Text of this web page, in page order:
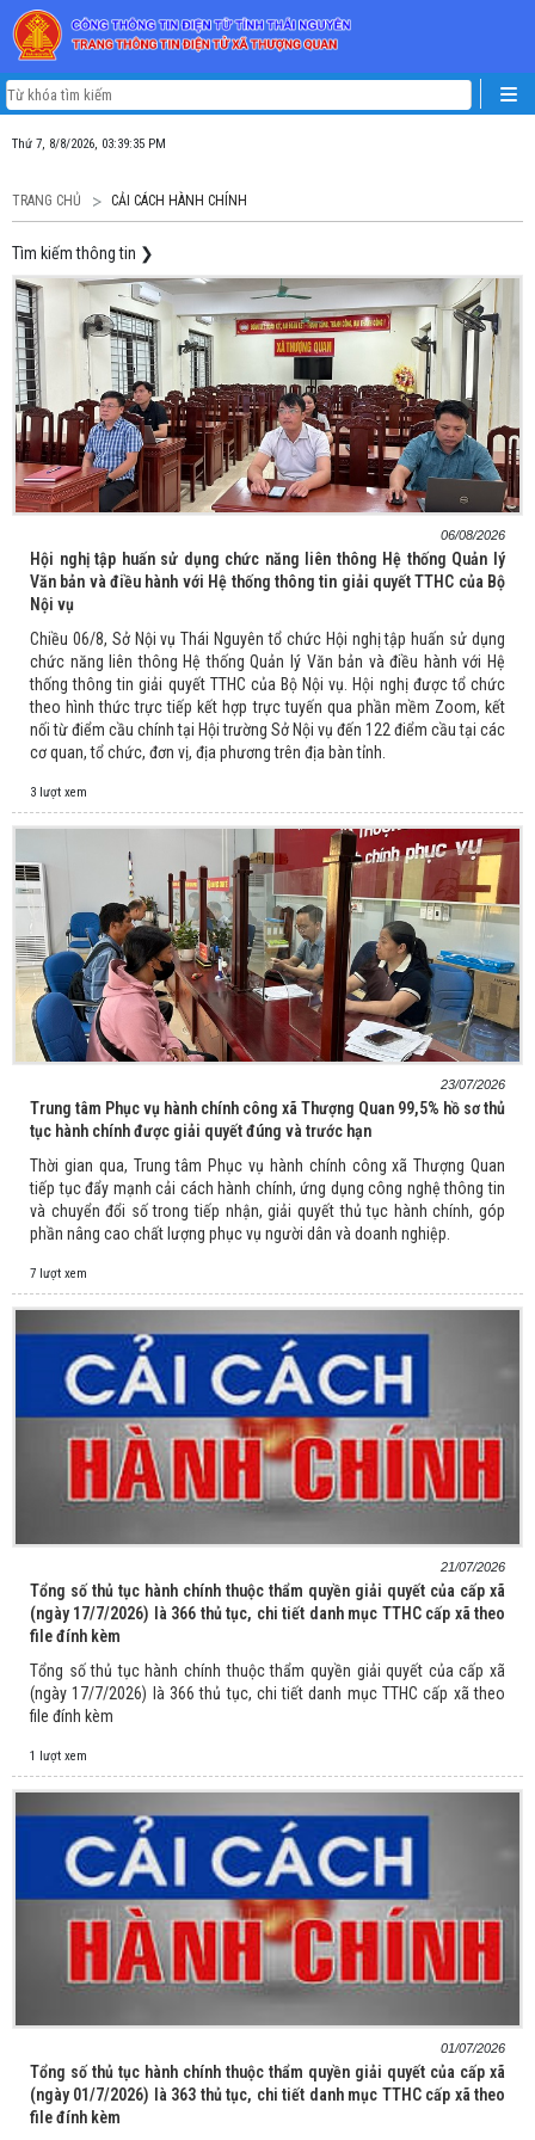
Thứ 7, 8/8/2026, 03:39:36 PM
TRANG CHỦ CẢI CÁCH HÀNH CHÍNH
Tìm kiếm thông tin ❯
06/08/2026
Hội nghị tập huấn sử dụng chức năng liên thông Hệ thống Quản lý
Văn bản và điều hành với Hệ thống thông tin giải quyết TTHC của Bộ
Nội vụ
Chiều 06/8, Sở Nội vụ Thái Nguyên tổ chức Hội nghị tập huấn sử dụng
chức năng liên thông Hệ thống Quản lý Văn bản và điều hành với Hệ
thống thông tin giải quyết TTHC của Bộ Nội vụ. Hội nghị được tổ chức
theo hình thức trực tiếp kết hợp trực tuyến qua phần mềm Zoom, kết
nối từ điểm cầu chính tại Hội trường Sở Nội vụ đến 122 điểm cầu tại các
cơ quan, tổ chức, đơn vị, địa phương trên địa bàn tỉnh.
3 lượt xem
23/07/2026
Trung tâm Phục vụ hành chính công xã Thượng Quan 99,5% hồ sơ thủ
tục hành chính được giải quyết đúng và trước hạn
Thời gian qua, Trung tâm Phục vụ hành chính công xã Thượng Quan
tiếp tục đẩy mạnh cải cách hành chính, ứng dụng công nghệ thông tin
và chuyển đổi số trong tiếp nhận, giải quyết thủ tục hành chính, góp
phần nâng cao chất lượng phục vụ người dân và doanh nghiệp.
7 lượt xem
21/07/2026
Tổng số thủ tục hành chính thuộc thẩm quyền giải quyết của cấp xã
(ngày 17/7/2026) là 366 thủ tục, chi tiết danh mục TTHC cấp xã theo
file đính kèm
Tổng số thủ tục hành chính thuộc thẩm quyền giải quyết của cấp xã
(ngày 17/7/2026) là 366 thủ tục, chi tiết danh mục TTHC cấp xã theo
file đính kèm
1 lượt xem
01/07/2026
Tổng số thủ tục hành chính thuộc thẩm quyền giải quyết của cấp xã
(ngày 01/7/2026) là 363 thủ tục, chi tiết danh mục TTHC cấp xã theo
file đính kèm